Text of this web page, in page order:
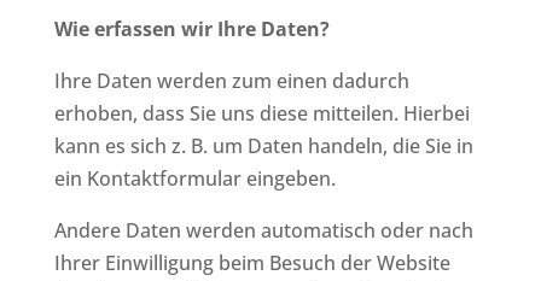
Wie erfassen wir Ihre Daten?
Ihre Daten werden zum einen dadurch
erhoben, dass Sie uns diese mitteilen. Hierbei
kann es sich z. B. um Daten handeln, die Sie in
ein Kontaktformular eingeben.
Andere Daten werden automatisch oder nach
Ihrer Einwilligung beim Besuch der Website